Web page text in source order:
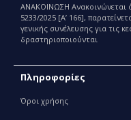
ΑΝΑΚΟΙΝΩΣΗ Ανακοινώνεται
5233/2025 [Α’ 166],
γενικής συνέλευσης για τις
δραστηριοποιούνται
Πληροφορίες
Όροι χρήσης